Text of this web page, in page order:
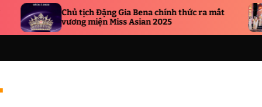
thức ra mắt
Hoa hậu Trí tuệ Phạm Duy thăng
sắc, chấm thi chung kết Hoa hậu
nhân Hương Sắc Việt Nam 2025